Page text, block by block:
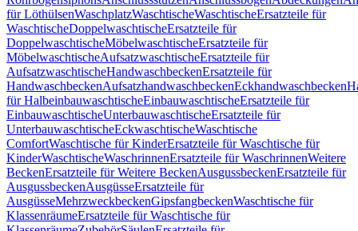
für LöthülsenWaschplatzWaschtischeWaschtischeErsatzteile für
WaschtischeDoppelwaschtischeErsatzteile für
DoppelwaschtischeMöbelwaschtischeErsatzteile für
MöbelwaschtischeAufsatzwaschtischeErsatzteile für
AufsatzwaschtischeHandwaschbeckenErsatzteile für
HandwaschbeckenAufsatzhandwaschbeckenEckhandwaschbecken
für HalbeinbauwaschtischeEinbauwaschtischeErsatzteile für
EinbauwaschtischeUnterbauwaschtischeErsatzteile für
UnterbauwaschtischeEckwaschtischeWaschtische
ComfortWaschtische für KinderErsatzteile für Waschtische für
KinderWaschtischeWaschrinnenErsatzteile für WaschrinnenWeitere
BeckenErsatzteile für Weitere BeckenAusgussbeckenErsatzteile für
AusgussbeckenAusgüsseErsatzteile für
AusgüsseMehrzweckbeckenGipsfangbeckenWaschtische für
KlassenräumeErsatzteile für Waschtische für